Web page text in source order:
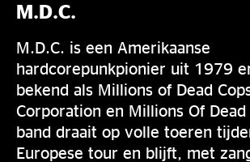
M.D.C.
M.D.C. is een Amerikaanse
hardcorepunkpionier uit 1979
bekend als Millions of Dead
Corporation en Millions Of
band draait op volle toeren
Europese tour en blijft, met